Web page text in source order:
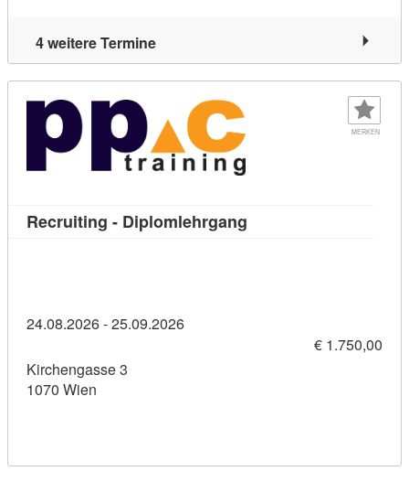
4 weitere Termine
MERKEN
Recruiting - Diplomlehrgang
24.08.2026 - 25.09.2026
€ 1.750,00
Kirchengasse 3
1070 Wien